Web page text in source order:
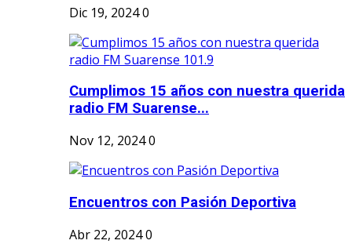
Dic 19, 20240
Cumplimos 15 años con nuestra querida
radio FM Suarense...
Nov 12, 20240
Encuentros con Pasión Deportiva
Abr 22, 20240